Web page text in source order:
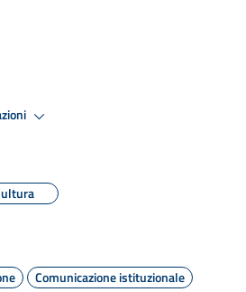
Comunicazione istituzionale